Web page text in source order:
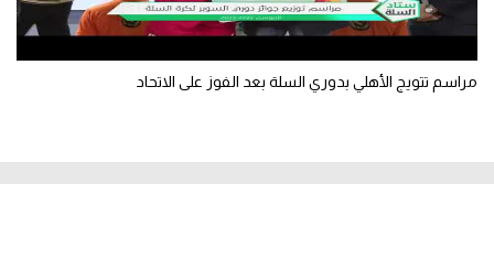
مراسم تتويج الأهلي بدوري السلة بعد الفوز على الاتحاد